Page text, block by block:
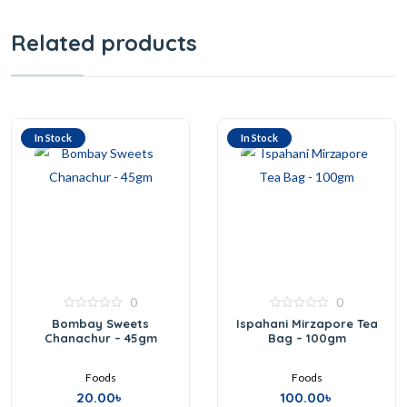
Related products
In Stock
out
of
0
Bombay Sweets
Chanachur – 45gm
Foods
20.00৳
In Stock
out
of
0
Ispahani Mirzapore Tea
Bag – 100gm
Foods
100.00৳